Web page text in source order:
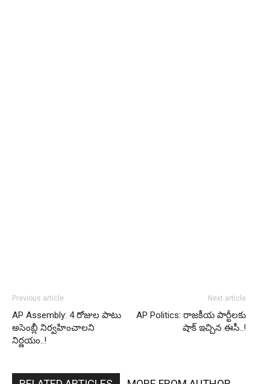
Previous article
AP Assembly: 4 రోజుల పాటు
అసెంబ్లీ నిర్వహించాలని
నిర్ణయం..!
Next article
AP Politics: రాజకీయ పార్టీలకు
షాక్ ఇచ్చిన ఈసీ..!